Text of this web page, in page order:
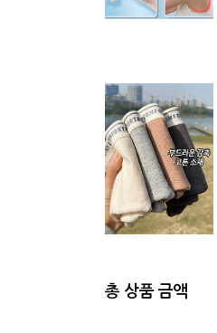
총 상품 금액